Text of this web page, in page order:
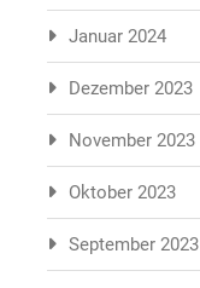
Januar 2024
Dezember 2023
November 2023
Oktober 2023
September 2023